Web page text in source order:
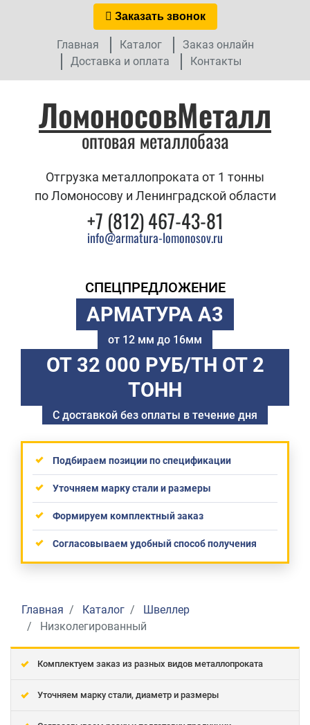
Заказать звонок
Главная Каталог
Заказ онлайн
Доставка и оплата
Контакты
ЛомоносовМеталл
оптовая металлобаза
Отгрузка металлопроката от 1 тонны
по Ломоносову и Ленинградской области
+7 (812) 467-43-81
info@armatura-lomonosov.ru
СПЕЦПРЕДЛОЖЕНИЕ
АРМАТУРА А3
от 12 мм до 16мм
ОТ 32 000 РУБ/ТН ОТ 2
ТОНН
С доставкой без оплаты в течение дня
Подбираем позиции по спецификации
Уточняем марку стали и размеры
Формируем комплектный заказ
Согласовываем удобный способ получения
Главная Каталог
Швеллер
Низколегированный
Комплектуем заказ из разных видов металлопроката
Уточняем марку стали, диаметр и размеры